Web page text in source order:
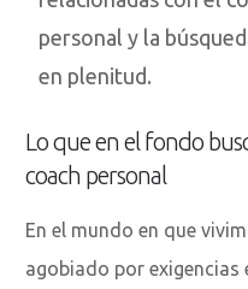
personal y la
en plenitud.
Lo que en el fondo
coach personal
En el mundo en que
agobiado por exigencias